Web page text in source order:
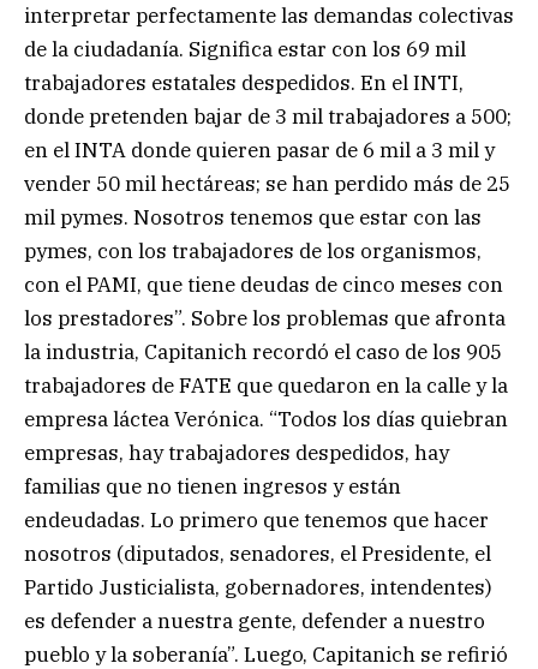
interpretar perfectamente las demandas colectivas
de la ciudadanía. Significa estar con los 69 mil
trabajadores estatales despedidos. En el INTI,
donde pretenden bajar de 3 mil trabajadores a 500;
en el INTA donde quieren pasar de 6 mil a 3 mil y
vender 50 mil hectáreas; se han perdido más de 25
mil pymes. Nosotros tenemos que estar con las
pymes, con los trabajadores de los organismos,
con el PAMI, que tiene deudas de cinco meses con
los prestadores”. Sobre los problemas que afronta
la industria, Capitanich recordó el caso de los 905
trabajadores de FATE que quedaron en la calle y la
empresa láctea Verónica. “Todos los días quiebran
empresas, hay trabajadores despedidos, hay
familias que no tienen ingresos y están
endeudadas. Lo primero que tenemos que hacer
nosotros (diputados, senadores, el Presidente, el
Partido Justicialista, gobernadores, intendentes)
es defender a nuestra gente, defender a nuestro
pueblo y la soberanía”. Luego, Capitanich se refirió